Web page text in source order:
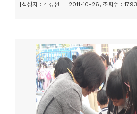
[작성자 : 김강선 | 2011-10-26, 조회수 : 1793